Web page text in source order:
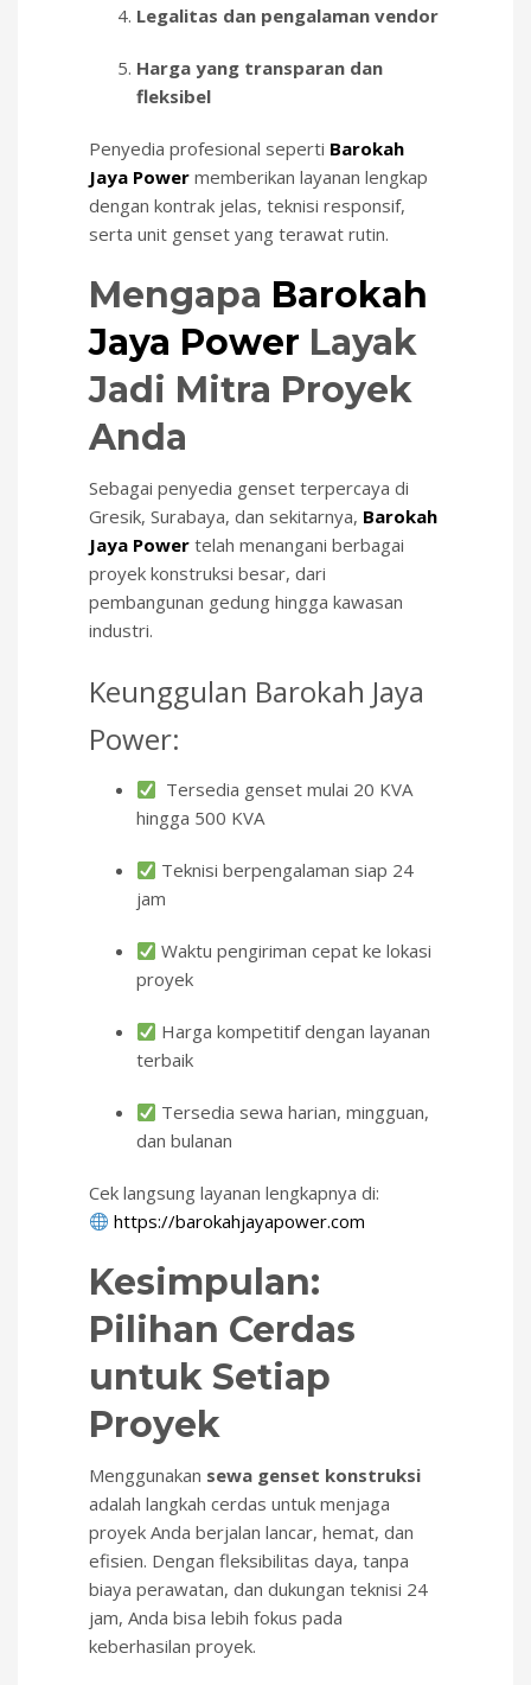
Legalitas dan pengalaman vendor
Harga yang transparan dan
fleksibel
Penyedia profesional seperti Barokah
Jaya Power memberikan layanan lengkap
dengan kontrak jelas, teknisi responsif,
serta unit genset yang terawat rutin.
Mengapa Barokah
Jaya Power Layak
Jadi Mitra Proyek
Anda
Sebagai penyedia genset terpercaya di
Gresik, Surabaya, dan sekitarnya, Barokah
Jaya Power telah menangani berbagai
proyek konstruksi besar, dari
pembangunan gedung hingga kawasan
industri.
Keunggulan Barokah Jaya
Power:
Tersedia genset mulai 20 KVA
hingga 500 KVA
Teknisi berpengalaman siap 24
jam
Waktu pengiriman cepat ke lokasi
proyek
Harga kompetitif dengan layanan
terbaik
Tersedia sewa harian, mingguan,
dan bulanan
Cek langsung layanan lengkapnya di:
https://barokahjayapower.com
Kesimpulan:
Pilihan Cerdas
untuk Setiap
Proyek
Menggunakan sewa genset konstruksi
adalah langkah cerdas untuk menjaga
proyek Anda berjalan lancar, hemat, dan
efisien. Dengan fleksibilitas daya, tanpa
biaya perawatan, dan dukungan teknisi 24
jam, Anda bisa lebih fokus pada
keberhasilan proyek.